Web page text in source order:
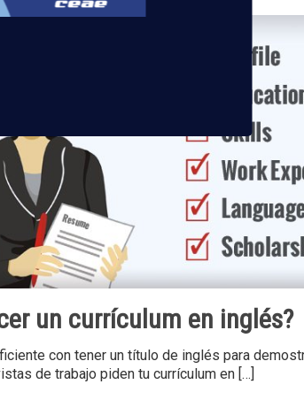
un currículum en inglés?
con tener un título de inglés para
de trabajo piden tu currículum en […]